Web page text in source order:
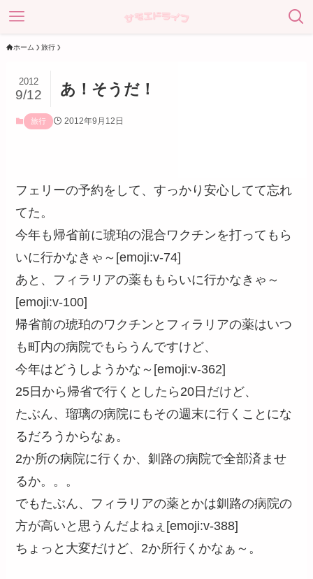
ホーム 旅行
あ！そうだ！
2012
9/12
旅行 2012年9月12日
フェリーの予約をして、すっかり安心してて忘れ
てた。
今年も帰省前に琥珀の混合ワクチンを打ってもら
いに行かなきゃ～[emoji:v-74]
あと、フィラリアの薬ももらいに行かなきゃ～
[emoji:v-100]
帰省前の琥珀のワクチンとフィラリアの薬はいつ
も町内の病院でもらうんですけど、
今年はどうしようかな～[emoji:v-362]
25日から帰省で行くとしたら20日だけど、
たぶん、瑠璃の病院にもその週末に行くことにな
るだろうからなぁ。
2か所の病院に行くか、釧路の病院で全部済ませ
るか。。。
でもたぶん、フィラリアの薬とかは釧路の病院の
方が高いと思うんだよねぇ[emoji:v-388]
ちょっと大変だけど、2か所行くかなぁ～。